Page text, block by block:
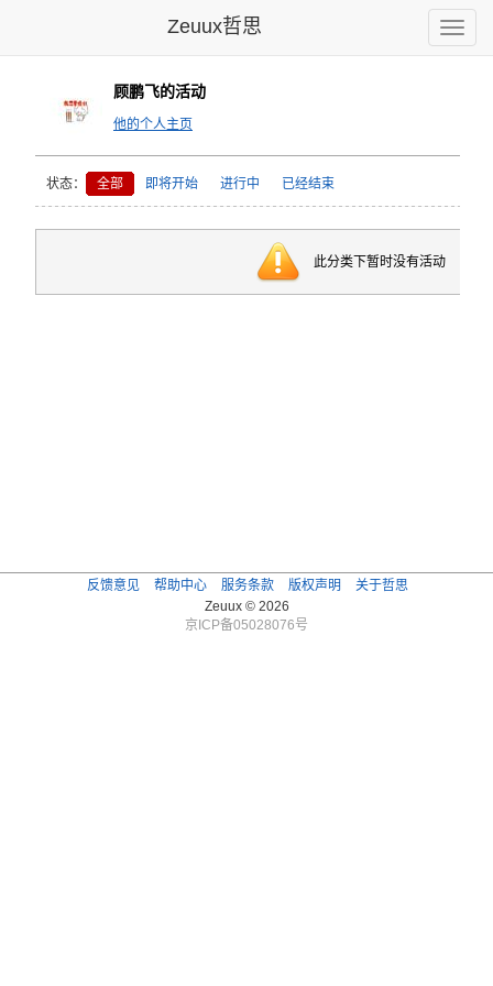
Toggle
Zeuux哲思
顾鹏飞的活动
他的个人主页
状态： 全部 即将开始 进行中 已经结束
此分类下暂时没有活动
反馈意见 帮助中心 服务条款 版权声明
关于哲思
Zeuux © 2026
京ICP备05028076号